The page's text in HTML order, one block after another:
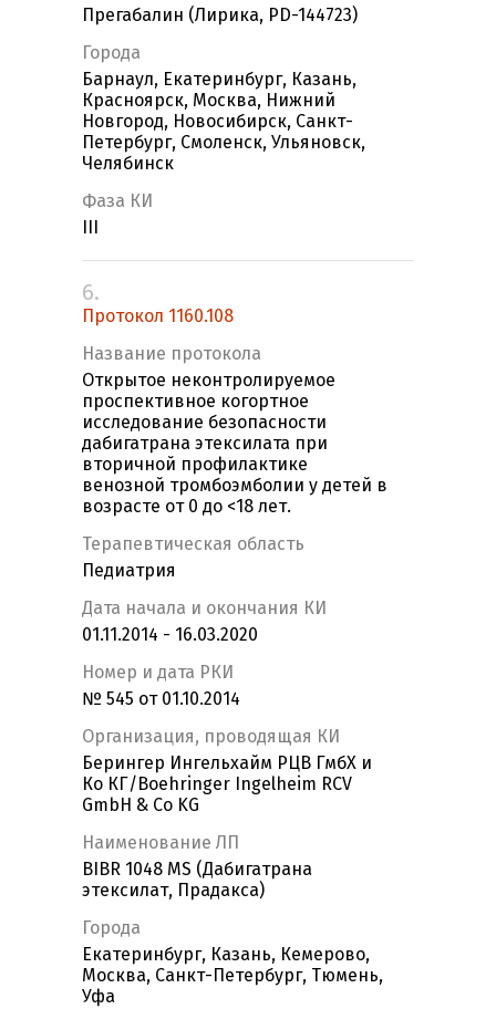
Прегабалин (Лирика, PD-144723)
Города
Барнаул, Екатеринбург, Казань,
Красноярск, Москва, Нижний
Новгород, Новосибирск, Санкт-
Петербург, Смоленск, Ульяновск,
Челябинск
Фаза КИ
6.
Протокол 1160.108
Название протокола
Открытое неконтролируемое
проспективное когортное
исследование безопасности
дабигатрана этексилата при
вторичной профилактике
венозной тромбоэмболии у детей в
возрасте от 0 до <18 лет.
Терапевтическая область
Педиатрия
Дата начала и окончания КИ
01.11.2014 - 16.03.2020
Номер и дата РКИ
№ 545 от 01.10.2014
Организация, проводящая КИ
Берингер Ингельхайм РЦВ ГмбХ и
Ко КГ/Boehringer Ingelheim RCV
GmbH & Co KG
Наименование ЛП
BIBR 1048 MS (Дабигатрана
этексилат, Прадакса)
Города
Екатеринбург, Казань, Кемерово,
Москва, Санкт-Петербург, Тюмень,
Уфа